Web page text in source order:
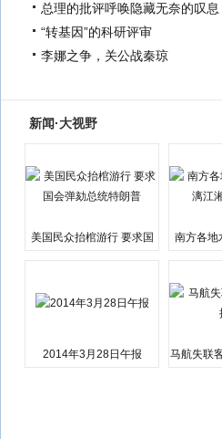
总理的批评呼唤隐藏无奈的叹息
“转基因”的科研评审
李娜之争，关公战秦琼
新闻·大视野
美国民众抬棺游行 要求国
南方各地
2014年3月28日午报
马航失联